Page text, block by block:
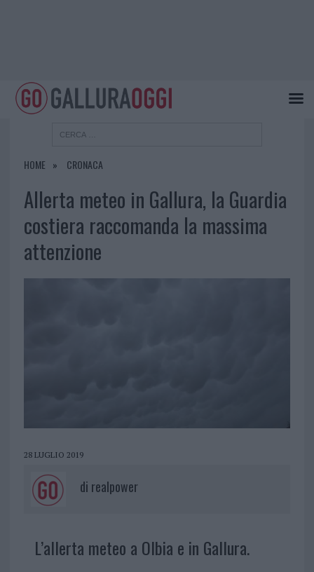
HOME CRONACA
Allerta meteo in Gallura, la Guardia
costiera raccomanda la massima
attenzione
28 LUGLIO 2019
di realpower
L’allerta meteo a Olbia e in Gallura.